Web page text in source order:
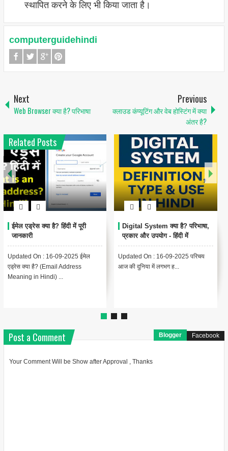
स्थापित करने के लिए भी किया जाता है।
computerguidehindi
Next
Web Browser क्या है? परिभाषा
Previous
क्लाउड कंप्यूटिंग और वेब होस्टिंग में क्या
अंतर है?
Related Posts
Encoding Meaning in Hindi |
एन्कोडिंग का मतलब और उपयोग
Updated On : 13-09-2025
Encoding Meaning in Hindi |
एन्कोडिंग का मतलब Encodin...
थंबनेल क्या है? | Thumbnail
Meaning in Hindi (YouTube
& Computer Example)
{ "@context": "https://schema.org",
Post a Comment Blogger Facebook
Your Comment Will be Show after Approval , Thanks